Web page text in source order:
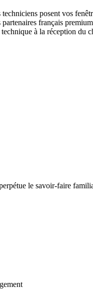
techniciens posent vos
partenaires français
à la réception du
le savoir-faire